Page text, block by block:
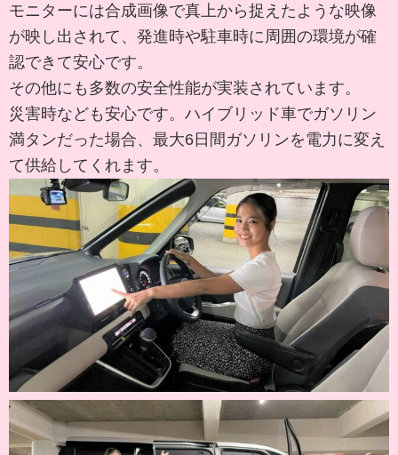
モニターには合成画像で真上から捉えたような映像
が映し出されて、発進時や駐車時に周囲の環境が確
認できて安心です。
その他にも多数の安全性能が実装されています。
災害時なども安心です。ハイブリッド車でガソリン
満タンだった場合、最大6日間ガソリンを電力に変え
て供給してくれます。